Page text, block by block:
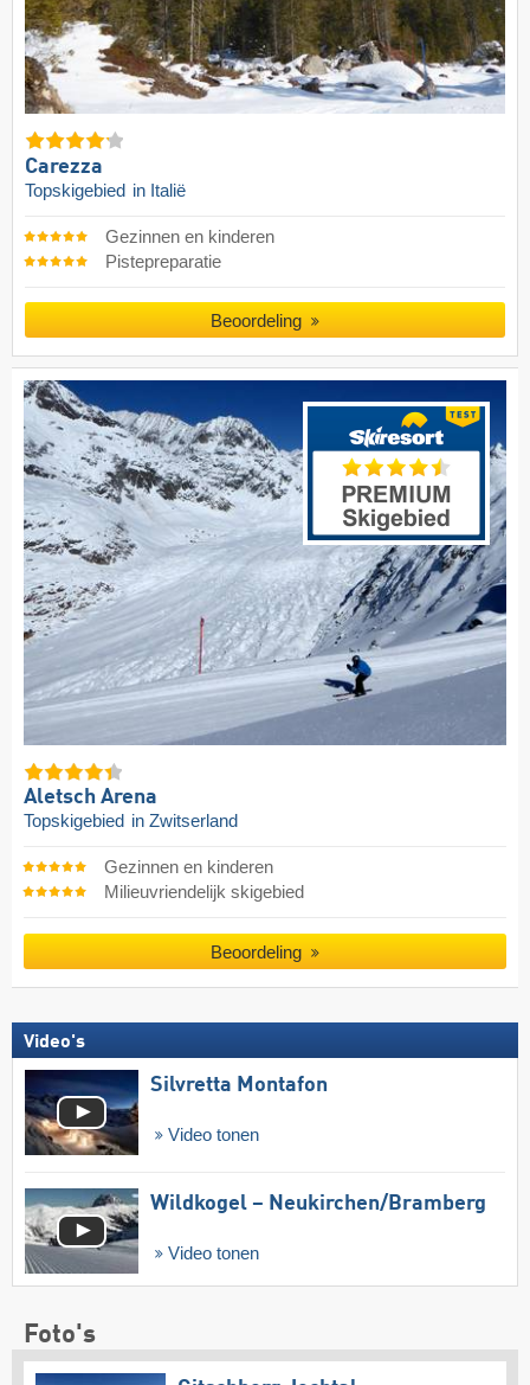
Carezza
Topskigebied in Italië
Gezinnen en kinderen
Pistepreparatie
Beoordeling
Aletsch Arena
Topskigebied in Zwitserland
Gezinnen en kinderen
Milieuvriendelijk skigebied
Beoordeling
Video's
Silvretta Montafon
Video tonen
Wildkogel – Neukirchen/​Bramberg
Video tonen
Foto's